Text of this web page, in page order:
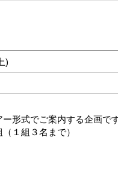
)
ー形式でご案内する企画で
１組３名まで）